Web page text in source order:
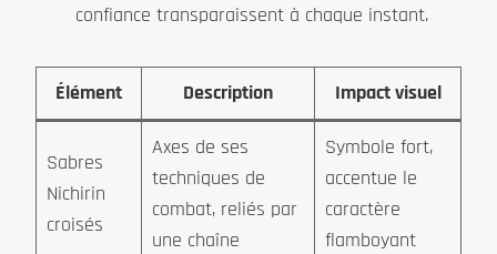
confiance transparaissent à chaque instant.
Élément Description Impact visuel
Sabres
Nichirin
croisés
Axes de ses
techniques de
combat, reliés par
une chaîne
Symbole fort,
accentue le
caractère
flamboyant